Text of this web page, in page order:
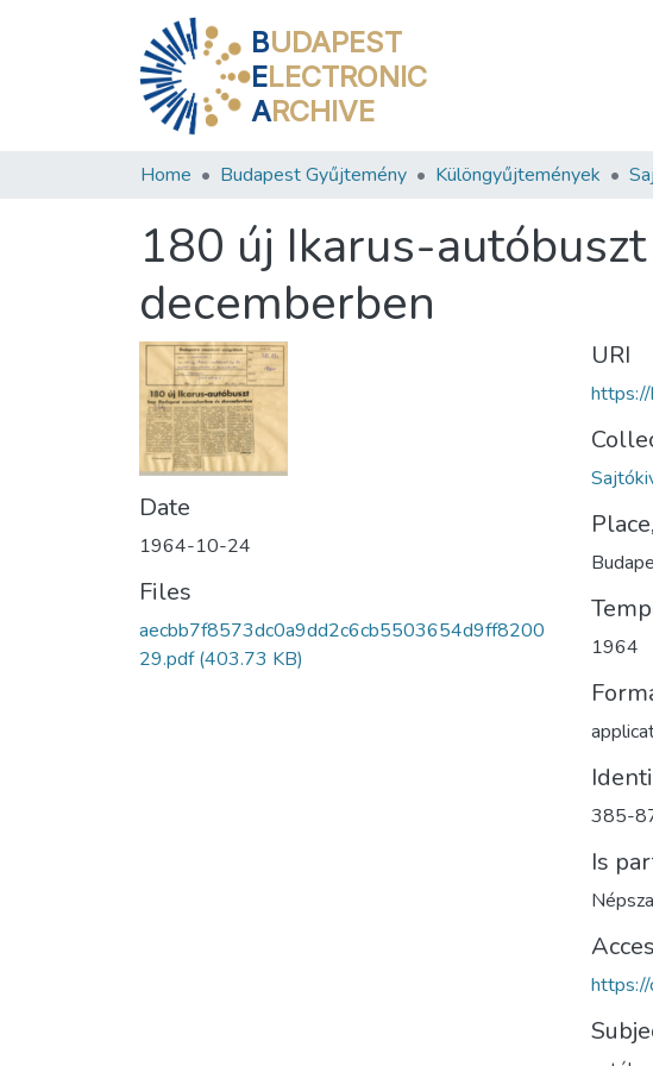
BUDAPEST
ELECTRONIC
ARCHIVE
Home Budapest Gyűjtemény Különgyűjtemények
180 új Ikarus-
decemberben
Date
1964-10-24
Files
aecbb7f8573dc0a9dd2c6cb5503654d9ff8200
29.pdf(403.73 KB)
URI
1964
385-
Is